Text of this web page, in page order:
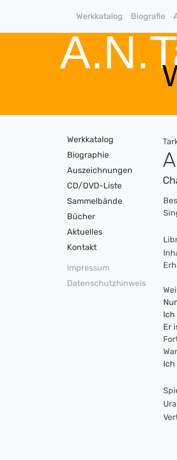
Werkkatalog Biografie
Werkkatalog
Biographie
Auszeichnungen
CD/DVD-Liste
Sammelbände
Bücher
Aktuelles
Kontakt
Impressum
Datenschutzhinweis
Ich
Er
Ich